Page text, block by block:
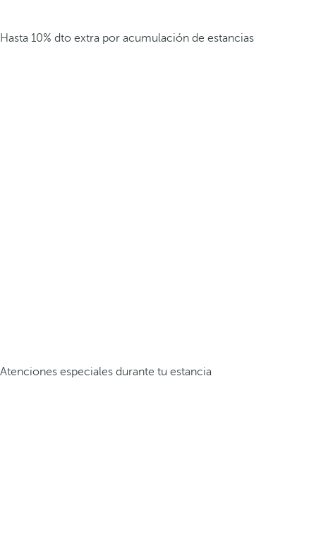
Hasta 10% dto extra por acumulación de estancias
Atenciones especiales durante tu estancia